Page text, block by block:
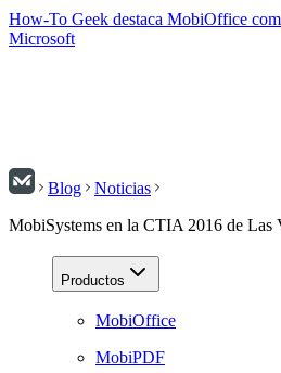
How-To Geek destaca MobiOffice
Microsoft
Blog
Noticias
MobiSystems en la CTIA 2016 de Las
Productos
MobiOffice
MobiPDF